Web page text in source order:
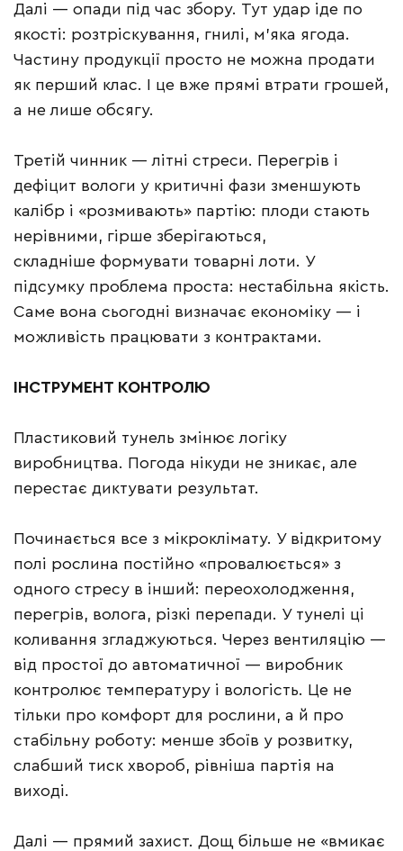
Далі — опади під час збору. Тут удар іде по
якості: розтріскування, гнилі, м’яка ягода.
Частину продукції просто не можна продати
як перший клас. І це вже прямі втрати грошей,
а не лише обсягу.
Третій чинник — літні стреси. Перегрів і
дефіцит вологи у критичні фази зменшують
калібр і «розмивають» партію: плоди стають
нерівними, гірше зберігаються,
складніше формувати товарні лоти. У
підсумку проблема проста: нестабільна якість.
Саме вона сьогодні визначає економіку — і
можливість працювати з контрактами.
ІНСТРУМЕНТ КОНТРОЛЮ
Пластиковий тунель змінює логіку
виробництва. Погода нікуди не зникає, але
перестає диктувати результат.
Починається все з мікроклімату. У відкритому
полі рослина постійно «провалюється» з
одного стресу в інший: переохолодження,
перегрів, волога, різкі перепади. У тунелі ці
коливання згладжуються. Через вентиляцію —
від простої до автоматичної — виробник
контролює температуру і вологість. Це не
тільки про комфорт для рослини, а й про
стабільну роботу: менше збоїв у розвитку,
слабший тиск хвороб, рівніша партія на
виході.
Далі — прямий захист. Дощ більше не «вмикає